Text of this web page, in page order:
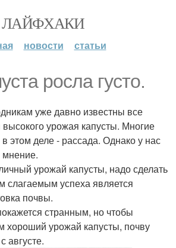
ЛАЙФХАКИ
новости статьи
росла густо.
уже давно известны все
урожая капусты. Многие
этом деле - рассада. Однако у нас
мнение.
урожай капусты, надо сделать
слагаемым успеха является
почвы.
странным, но чтобы
хороший урожай капусты, почву
августе.